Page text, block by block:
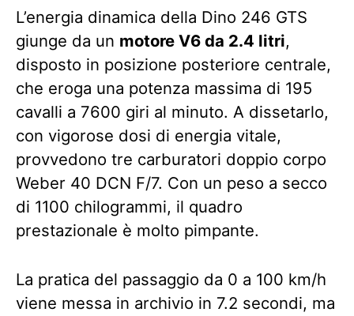
L’energia dinamica della Dino 246 GTS
giunge da un motore V6 da 2.4 litri,
disposto in posizione posteriore centrale,
che eroga una potenza massima di 195
cavalli a 7600 giri al minuto. A dissetarlo,
con vigorose dosi di energia vitale,
provvedono tre carburatori doppio corpo
Weber 40 DCN F/7. Con un peso a secco
di 1100 chilogrammi, il quadro
prestazionale è molto pimpante.
La pratica del passaggio da 0 a 100 km/h
viene messa in archivio in 7.2 secondi, ma